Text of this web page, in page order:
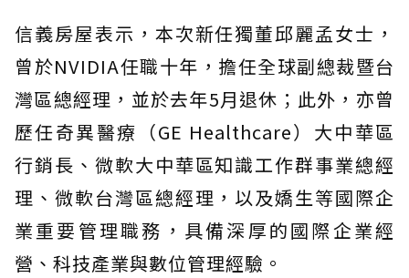
信義房屋表示，本次新任獨董邱麗孟女士，
曾於NVIDIA任職十年，擔任全球副總裁暨台
灣區總經理，並於去年5月退休；此外，亦曾
歷任奇異醫療（GE Healthcare）大中華區
行銷長、微軟大中華區知識工作群事業總經
理、微軟台灣區總經理，以及嬌生等國際企
業重要管理職務，具備深厚的國際企業經
營、科技產業與數位管理經驗。